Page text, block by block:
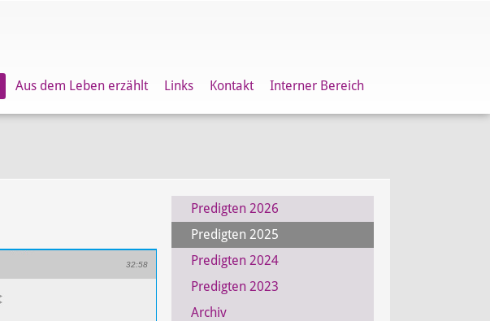
Aus dem Leben erzählt Links Kontakt Interner Bereich
32:58
Predigten 2026
Predigten 2025
Predigten 2024
Predigten 2023
Archiv